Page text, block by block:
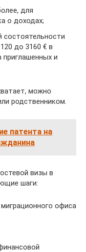
для
о доходах;
до 3160 € в
приглашенных и
можно
родственником.
патента на
визы в
шаги:
офиса